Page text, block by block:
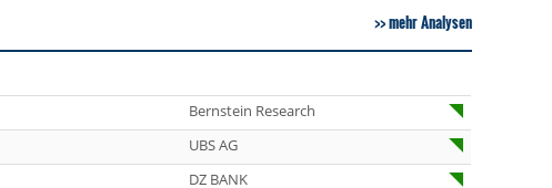
mehr Analysen
Bernstein Research
UBS AG
DZ BANK